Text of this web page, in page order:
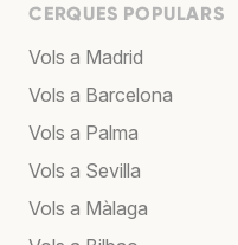
CERQUES POPULARS
Vols a Madrid
Vols a Barcelona
Vols a Palma
Vols a Sevilla
Vols a Màlaga